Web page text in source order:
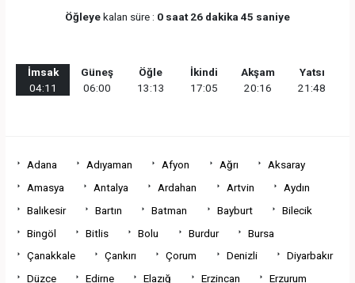
Öğleyekalan süre : 0 saat 26 dakika 45 saniye
İmsak
04:11
Güneş
06:00
Öğle
13:13
İkindi
17:05
Akşam
20:16
Yatsı
21:48
Adana Adıyaman Afyon Ağrı
Aksaray
Amasya
Antalya Ardahan Artvin
Aydın
Balıkesir
Bartın Batman Bayburt
Bilecik
Bingöl
Bitlis Bolu Burdur
Bursa
Çanakkale
Çankırı Çorum Denizli
Diyarbakır
Düzce
Edirne Elazığ Erzincan
Erzurum